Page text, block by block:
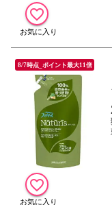
8/7時点_ポイント最大11倍